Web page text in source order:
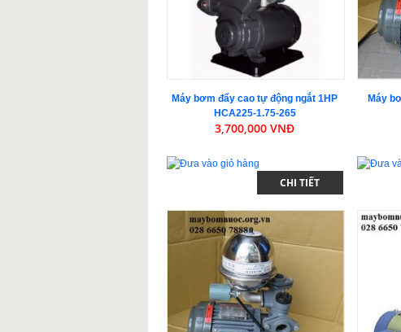
Máy bơm đẩy cao tự động ngắt 1HP
HCA225-1.75-265
3,700,000 VNĐ
CHI TIẾT
Máy